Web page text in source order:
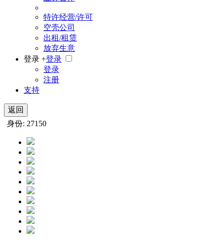
特许经营/许可
空壳公司
出租/租赁
放弃生意
登录 +登录
登录
注册
支持
返回
身份: 27150